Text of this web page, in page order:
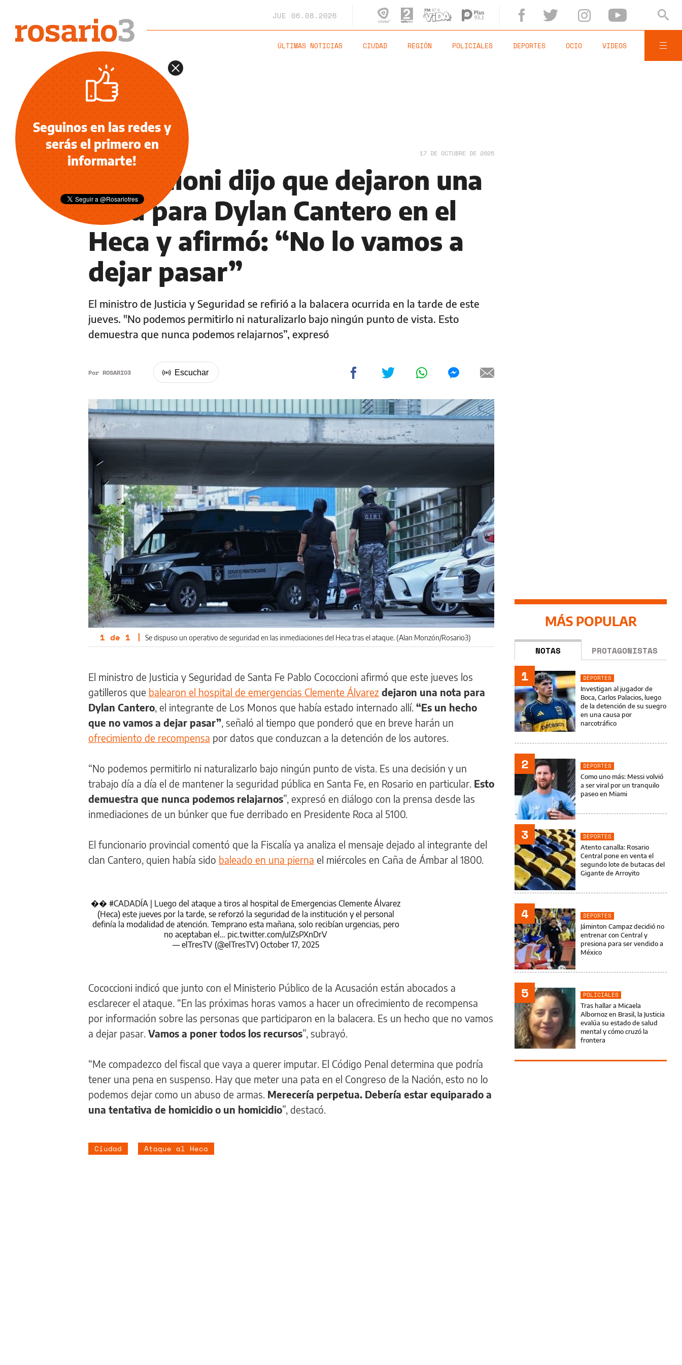
JUE 06.08.2026
ÚLTIMAS NOTICIAS CIUDAD REGIÓN POLICIALES DEPORTES OCIO VIDEOS
POLICIALES 17 DE OCTUBRE DE 2025
Cococcioni dijo que dejaron una
nota para Dylan Cantero en el
Heca y afirmó: “No lo vamos a
dejar pasar”
El ministro de Justicia y Seguridad se refirió a la balacera ocurrida en la tarde de este
jueves. "No podemos permitirlo ni naturalizarlo bajo ningún punto de vista. Esto
demuestra que nunca podemos relajarnos”, expresó
Por ROSARIO3
1 de 1 | Se dispuso un operativo de seguridad en las inmediaciones del Heca tras el ataque. (Alan Monzón/Rosario3)
El ministro de Justicia y Seguridad de Santa Fe Pablo Cococcioni afirmó que este jueves los
gatilleros que balearon el hospital de emergencias Clemente Álvarez dejaron una nota para
Dylan Cantero, el integrante de Los Monos que había estado internado allí. “Es un hecho
que no vamos a dejar pasar”, señaló al tiempo que ponderó que en breve harán un
ofrecimiento de recompensa por datos que conduzcan a la detención de los autores.
“No podemos permitirlo ni naturalizarlo bajo ningún punto de vista. Es una decisión y un
trabajo día a día el de mantener la seguridad pública en Santa Fe, en Rosario en particular. Esto
demuestra que nunca podemos relajarnos”, expresó en diálogo con la prensa desde las
inmediaciones de un búnker que fue derribado en Presidente Roca al 5100.
El funcionario provincial comentó que la Fiscalía ya analiza el mensaje dejado al integrante del
clan Cantero, quien había sido baleado en una pierna el miércoles en Caña de Ámbar al 1800.
�� #CADADÍA | Luego del ataque a tiros al hospital de Emergencias Clemente Álvarez
(Heca) este jueves por la tarde, se reforzó la seguridad de la institución y el personal
definía la modalidad de atención. Temprano esta mañana, solo recibían urgencias, pero
no aceptaban el… pic.twitter.com/uIZsPXnDrV
— elTresTV (@elTresTV) October 17, 2025
Cococcioni indicó que junto con el Ministerio Público de la Acusación están abocados a
esclarecer el ataque. “En las próximas horas vamos a hacer un ofrecimiento de recompensa
por información sobre las personas que participaron en la balacera. Es un hecho que no vamos
a dejar pasar. Vamos a poner todos los recursos”, subrayó.
“Me compadezco del fiscal que vaya a querer imputar. El Código Penal determina que podría
tener una pena en suspenso. Hay que meter una pata en el Congreso de la Nación, esto no lo
podemos dejar como un abuso de armas. Merecería perpetua. Debería estar equiparado a
una tentativa de homicidio o un homicidio”, destacó.
Ciudad Ataque al Heca
MÁS POPULAR
NOTAS PROTAGONISTAS
1
DEPORTES
Investigan al jugador de
Boca, Carlos Palacios, luego
de la detención de su suegro
en una causa por
narcotráfico
2
DEPORTES
Como uno más: Messi volvió
a ser viral por un tranquilo
paseo en Miami
3
DEPORTES
Atento canalla: Rosario
Central pone en venta el
segundo lote de butacas del
Gigante de Arroyito
4
DEPORTES
Jáminton Campaz decidió no
entrenar con Central y
presiona para ser vendido a
México
5
POLICIALES
Tras hallar a Micaela
Albornoz en Brasil, la Justicia
evalúa su estado de salud
mental y cómo cruzó la
frontera
Seguinos en las redes y
serás el primero en
informarte!